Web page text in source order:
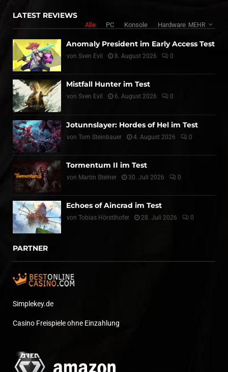
LATEST REVIEWS
Alle PC Konsole Hardware MEHR
Anomaly President im Early Access Test
von Sven Evil 8. August 2026 0
Mistfall Hunter im Test
von Sven Evil 6. August 2026 0
Jotunnslayer: Hordes of Hel im Test
von Tom Steinbauer 4. August 2026 0
Tormentum II im Test
von Martin Steiner 30. Juli 2026 0
Echoes of Aincrad im Test
von Tobias Hörstlhofer 28. Juli 2026 0
PARTNER
Simplekey.de
Casino Freispiele ohne Einzahlung